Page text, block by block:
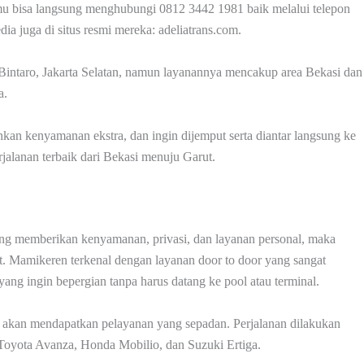
bisa langsung menghubungi 0812 3442 1981 baik melalui telepon
juga di situs resmi mereka: adeliatrans.com.
Jakarta Selatan, namun layanannya mencakup area Bekasi dan
kenyamanan ekstra, dan ingin dijemput serta diantar langsung ke
terbaik dari Bekasi menuju Garut.
memberikan kenyamanan, privasi, dan layanan personal, maka
Mamikeren terkenal dengan layanan door to door yang sangat
ingin bepergian tanpa harus datang ke pool atau terminal.
mendapatkan pelayanan yang sepadan. Perjalanan dilakukan
Avanza, Honda Mobilio, dan Suzuki Ertiga.